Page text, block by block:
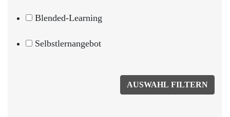
Blended-Learning
Selbstlernangebot